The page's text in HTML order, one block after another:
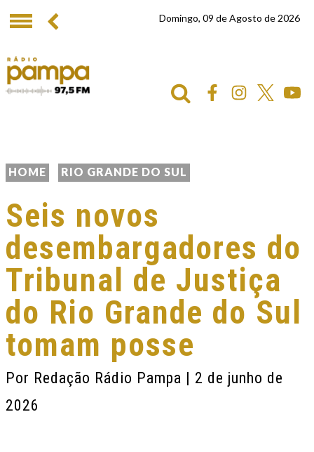
Domingo, 09 de Agosto de 2026
HOME RIO GRANDE DO SUL
Seis novos
desembargadores do
Tribunal de Justiça
do Rio Grande do Sul
tomam posse
Por Redação Rádio Pampa | 2 de junho de
2026